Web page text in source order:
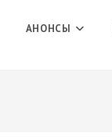
АНОНСЫ